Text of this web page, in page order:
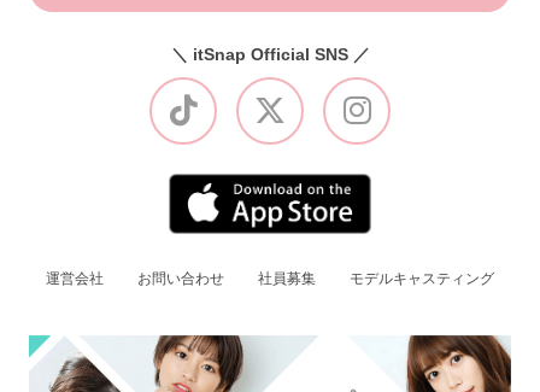
＼ itSnap Official SNS ／
運営会社 お問い合わせ 社員募集 モデルキャスティング